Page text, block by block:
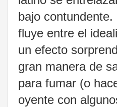
bajo
fluye entre el
un efecto
gran manera de
para fumar (o
oyente con